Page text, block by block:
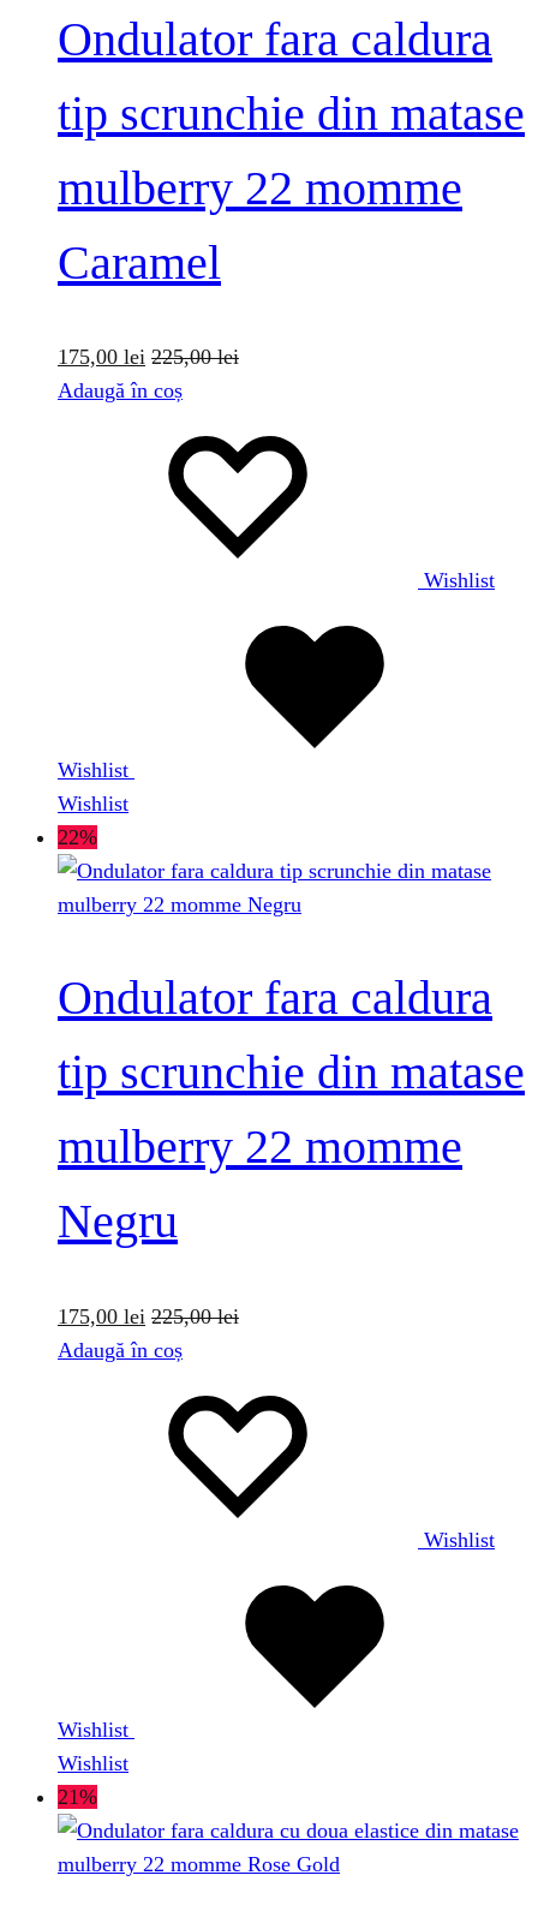
Ondulator fara caldura
tip scrunchie din matase
mulberry 22 momme
Caramel
175,00 lei 225,00lei
Adaugă în coș
Wishlist
Wishlist
Wishlist
22%
Ondulator fara caldura
tip scrunchie din matase
mulberry 22 momme
Negru
175,00 lei 225,00lei
Adaugă în coș
Wishlist
Wishlist
Wishlist
21%